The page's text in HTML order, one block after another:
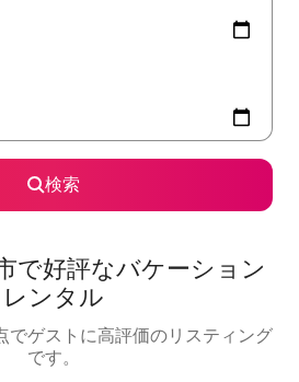
検索
で好評なバケーション
レンタル
でゲストに高評価のリスティング
です。